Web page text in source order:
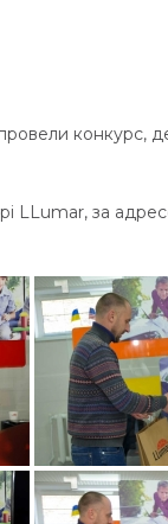
конкурс,
за